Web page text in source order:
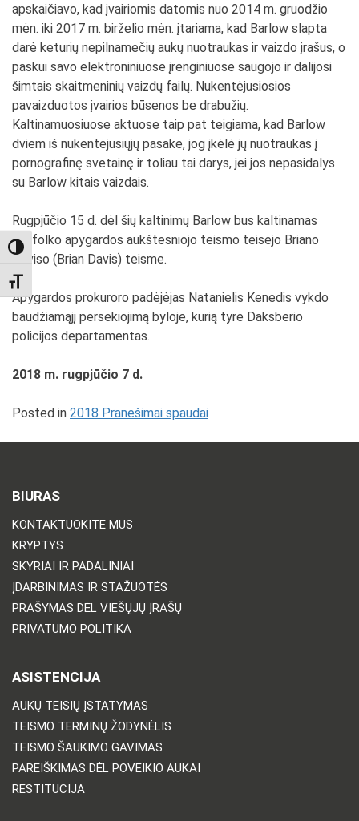
TOGGLE HIGH CONTRAST
TOGGLE FONT SIZE
apskaičiavo, kad įvairiomis datomis nuo 2014 m. gruodžio
mėn. iki 2017 m. birželio mėn. įtariama, kad Barlow slapta
darė keturių nepilnamečių aukų nuotraukas ir vaizdo įrašus, o
paskui savo elektroniniuose įrenginiuose saugojo ir dalijosi
šimtais skaitmeninių vaizdų failų. Nukentėjusiosios
pavaizduotos įvairios būsenos be drabužių.
Kaltinamuosiuose aktuose taip pat teigiama, kad Barlow
dviem iš nukentėjusiųjų pasakė, jog įkėlė jų nuotraukas į
pornografinę svetainę ir toliau tai darys, jei jos nepasidalys
su Barlow kitais vaizdais.
Rugpjūčio 15 d. dėl šių kaltinimų Barlow bus kaltinamas
Suffolko apygardos aukštesniojo teismo teisėjo Briano
Daviso (Brian Davis) teisme.
Apygardos prokuroro padėjėjas Natanielis Kenedis vykdo
baudžiamąjį persekiojimą byloje, kurią tyrė Daksberio
policijos departamentas.
2018 m. rugpjūčio 7 d.
Posted in 2018 Pranešimai spaudai
BIURAS
KONTAKTUOKITE MUS
KRYPTYS
SKYRIAI IR PADALINIAI
ĮDARBINIMAS IR STAŽUOTĖS
PRAŠYMAS DĖL VIEŠŲJŲ ĮRAŠŲ
PRIVATUMO POLITIKA
ASISTENCIJA
AUKŲ TEISIŲ ĮSTATYMAS
TEISMO TERMINŲ ŽODYNĖLIS
TEISMO ŠAUKIMO GAVIMAS
PAREIŠKIMAS DĖL POVEIKIO AUKAI
RESTITUCIJA